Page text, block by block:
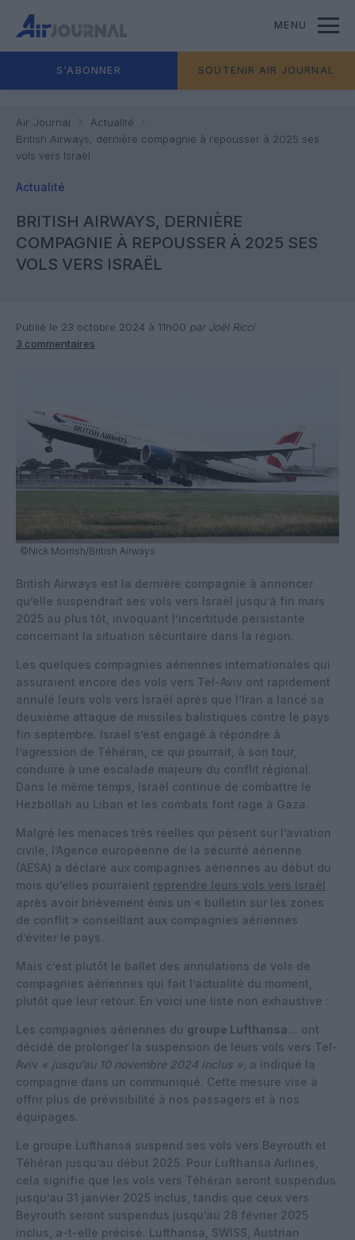
MENU
S'ABONNER SOUTENIR AIR JOURNAL
Air Journal
Actualité
British Airways, dernière compagnie à repousser à 2025 ses
vols vers Israël
Actualité
BRITISH AIRWAYS, DERNIÈRE
COMPAGNIE À REPOUSSER À 2025 SES
VOLS VERS ISRAËL
Publié le 23 octobre 2024 à 11h00 par Joël Ricci
3 commentaires
©Nick Morrish/British Airways
British Airways est la dernière compagnie à annoncer
qu’elle suspendrait ses vols vers Israël jusqu’à fin mars
2025 au plus tôt, invoquant l’incertitude persistante
concernant la situation sécuritaire dans la région.
Les quelques compagnies aériennes internationales qui
assuraient encore des vols vers Tel-Aviv ont rapidement
annulé leurs vols vers Israël après que l’Iran a lancé sa
deuxième attaque de missiles balistiques contre le pays
fin septembre. Israël s’est engagé à répondre à
l’agression de Téhéran, ce qui pourrait, à son tour,
conduire à une escalade majeure du conflit régional.
Dans le même temps, Israël continue de combattre le
Hezbollah au Liban et les combats font rage à Gaza.
Malgré les menaces très réelles qui pèsent sur l’aviation
civile, l’Agence européenne de la sécurité aérienne
(AESA) a déclaré aux compagnies aériennes au début du
mois qu’elles pourraient reprendre leurs vols vers Israël
après avoir brièvement émis un « bulletin sur les zones
de conflit » conseillant aux compagnies aériennes
d’éviter le pays.
Mais c’est plutôt le ballet des annulations de vols de
compagnies aériennes qui fait l’actualité du moment,
plutôt que leur retour. En voici une liste non exhaustive :
Les compagnies aériennes du groupe Lufthansa… ont
décidé de prolonger la suspension de leurs vols vers Tel-
Aviv « jusqu’au 10 novembre 2024 inclus », a indiqué la
compagnie dans un communiqué. Cette mesure vise à
offrir plus de prévisibilité à nos passagers et à nos
équipages.
Le groupe Lufthansa suspend ses vols vers Beyrouth et
Téhéran jusqu’au début 2025. Pour Lufthansa Airlines,
cela signifie que les vols vers Téhéran seront suspendus
jusqu’au 31 janvier 2025 inclus, tandis que ceux vers
Beyrouth seront suspendus jusqu’au 28 février 2025
inclus, a-t-elle précisé. Lufthansa, SWISS, Austrian